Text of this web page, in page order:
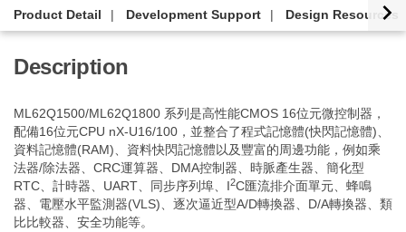
Product Detail Development Support Design Resources
Description
ML62Q1500/ML62Q1800 系列是高性能CMOS 16位元微控制器，
配備16位元CPU nX-U16/100，並整合了程式記憶體(快閃記憶體)、
資料記憶體(RAM)、資料快閃記憶體以及豐富的周邊功能，例如乘
法器/除法器、CRC運算器、DMA控制器、時脈產生器、簡化型
RTC、計時器、UART、同步序列埠、I2C匯流排介面單元、蜂鳴
器、電壓水平監測器(VLS)、逐次逼近型A/D轉換器、D/A轉換器、類
比比較器、安全功能等。